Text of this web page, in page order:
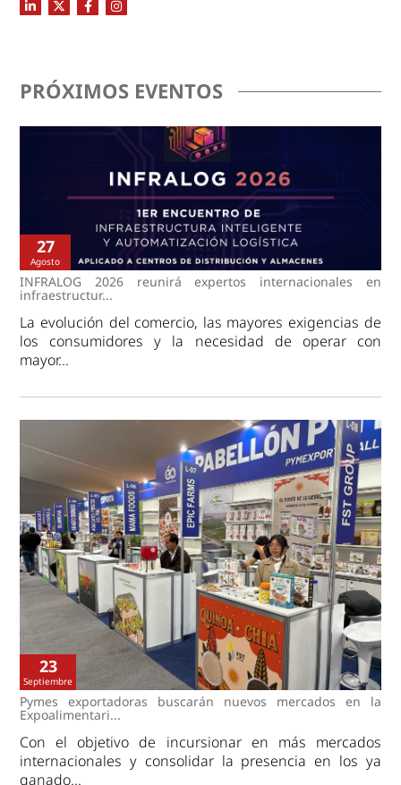
PRÓXIMOS EVENTOS
27
Agosto
INFRALOG 2026 reunirá expertos internacionales en
infraestructur...
La evolución del comercio, las mayores exigencias de
los consumidores y la necesidad de operar con
mayor...
23
Septiembre
Pymes exportadoras buscarán nuevos mercados en la
Expoalimentari...
Con el objetivo de incursionar en más mercados
internacionales y consolidar la presencia en los ya
ganado...